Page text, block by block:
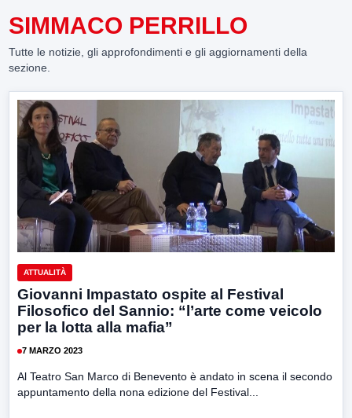
SIMMACO PERRILLO
Tutte le notizie, gli approfondimenti e gli aggiornamenti della
sezione.
ATTUALITÀ
Giovanni Impastato ospite al Festival
Filosofico del Sannio: “l’arte come veicolo
per la lotta alla mafia”
7 MARZO 2023
Al Teatro San Marco di Benevento è andato in scena il secondo
appuntamento della nona edizione del Festival...